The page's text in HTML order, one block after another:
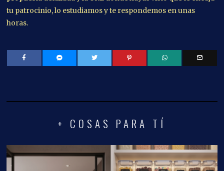
tu patrocinio, lo estudiamos y te respondemos en unas
horas.
+ COSAS PARA TÍ